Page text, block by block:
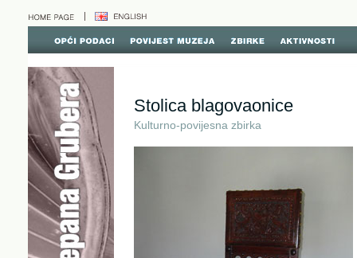
Stolica blagovaonice
Kulturno-povijesna zbirka